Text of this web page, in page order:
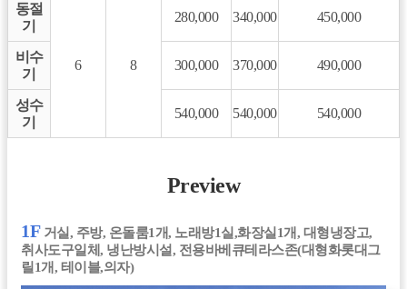
동절
기
6 8
280,000 340,000 450,000
비수
기
300,000 370,000 490,000
성수
기
540,000 540,000 540,000
Preview
1F 거실, 주방, 온돌룸1개, 노래방1실,화장실1개, 대형냉장고,
취사도구일체, 냉난방시설, 전용바베큐테라스존(대형화롯대그
릴1개, 테이블,의자)